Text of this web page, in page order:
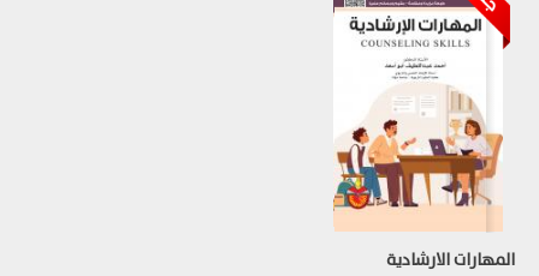
المهارات الارشادية